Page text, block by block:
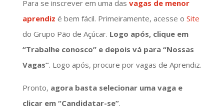
Para se inscrever em uma das vagas de menor
aprendiz é bem fácil. Primeiramente, acesse o Site
do Grupo Pão de Açúcar. Logo após, clique em
“Trabalhe conosco” e depois vá para “Nossas
Vagas”. Logo após, procure por vagas de Aprendiz.
Pronto, agora basta selecionar uma vaga e
clicar em “Candidatar-se”.